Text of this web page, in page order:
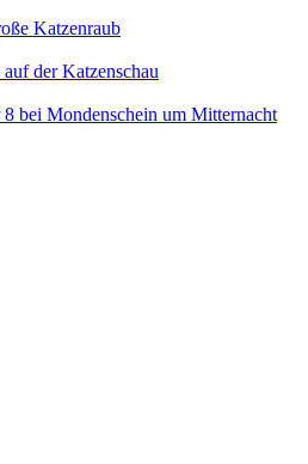
Katzenraub
der Katzenschau
bei Mondenschein um Mitternacht